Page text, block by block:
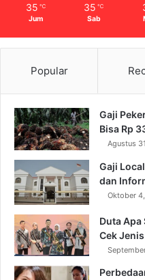
35 ℃
Jum
35 ℃
Sab
Popular
Gaji
Bisa Rp
Agustus
Gaji
dan
Oktober
Duta Apa
Cek